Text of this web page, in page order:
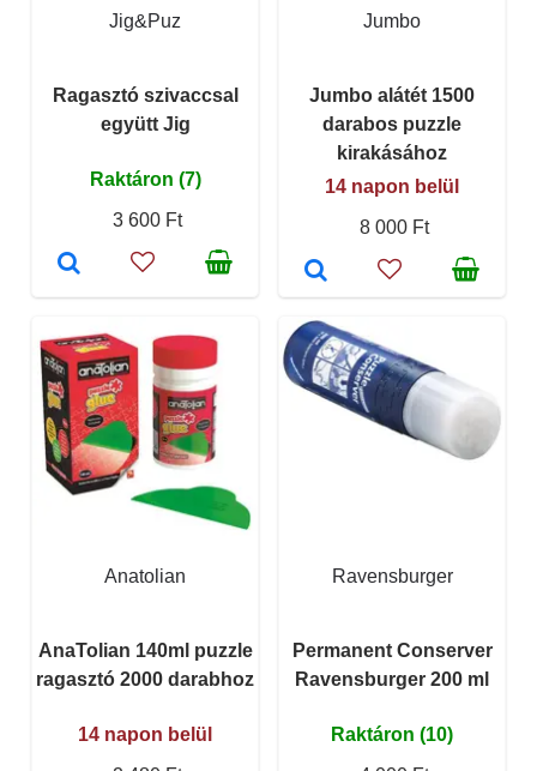
Jig&Puz
Ragasztó szivaccsal
együtt Jig
Raktáron (7)
3 600 Ft
Jumbo
Jumbo alátét 1500
darabos puzzle
kirakásához
14 napon belül
8 000 Ft
Anatolian
AnaTolian 140ml puzzle
ragasztó 2000 darabhoz
14 napon belül
Ravensburger
Permanent Conserver
Ravensburger 200 ml
Raktáron (10)